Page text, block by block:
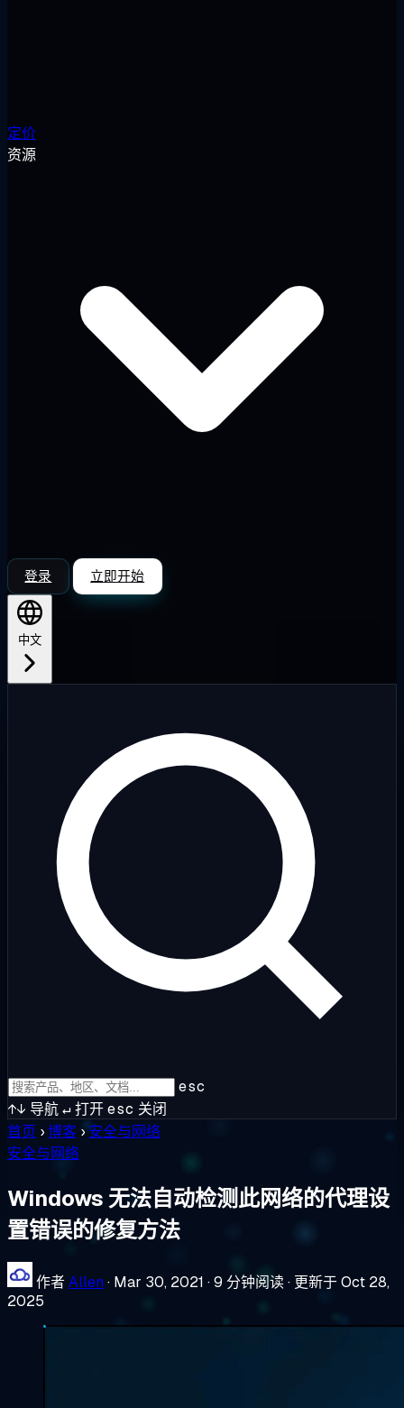
定价
资源
登录 立即开始
中文
esc
↑↓ 导航↵打开esc 关闭
首页 ›博客 ›安全与网络
安全与网络
Windows 无法自动检测此网络的代理设
置错误的修复方法
作者Allen · Mar 30, 2021 ·9 分钟阅读· 更新于 Oct 28,
2025